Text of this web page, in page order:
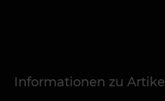
Informationen zu Artikel